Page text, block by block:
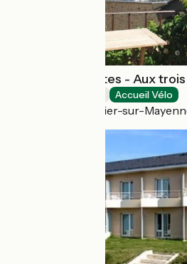
Chambres d'hôtes - Aux
Accueil Vélo
Château-Gontier-sur-